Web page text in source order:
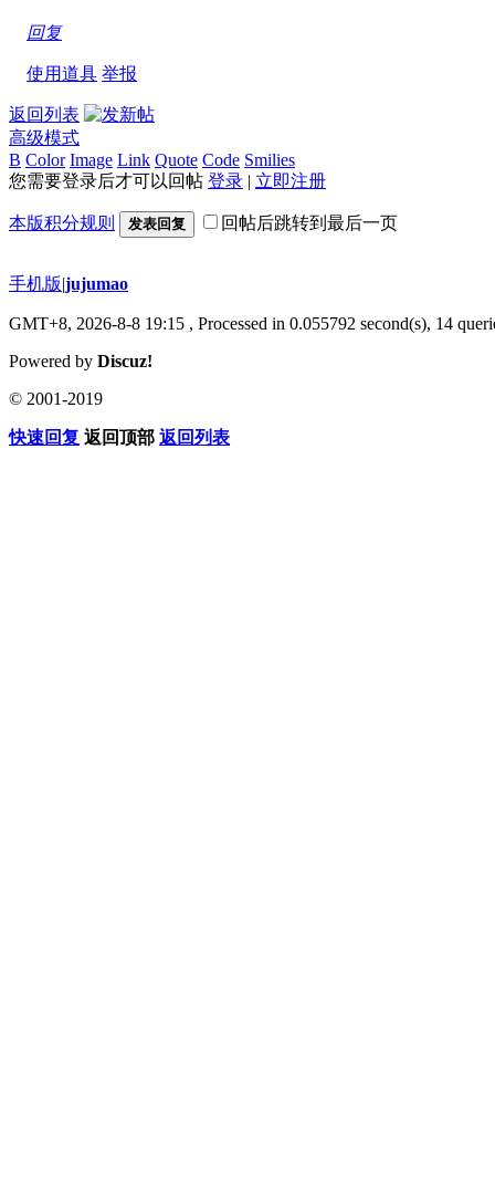
回复
使用道具 举报
返回列表
高级模式
B Color Image Link Quote Code Smilies
您需要登录后才可以回帖 登录 | 立即注册
本版积分规则 发表回复 回帖后跳转到最后一页
手机版|jujumao
GMT+8, 2026-8-8 19:15 , Processed in 0.055792 second(s), 14
Powered by Discuz!
© 2001-2019
快速回复 返回顶部 返回列表